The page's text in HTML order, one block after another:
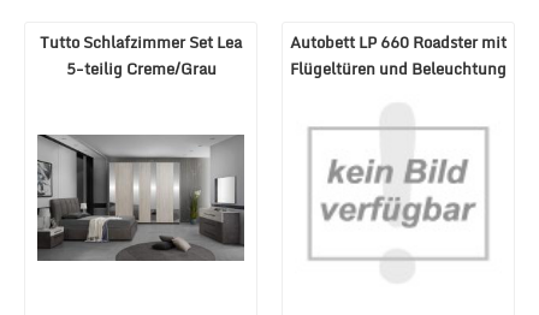
Tutto Schlafzimmer Set Lea
5-teilig Creme/Grau
Autobett LP 660 Roadster mit
Flügeltüren und Beleuchtung